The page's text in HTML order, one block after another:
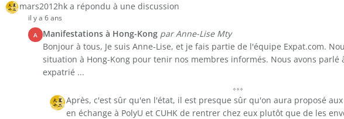
mars2012hk a répondu à une discussion
il y a 6 ans
A Manifestations à Hong-Kong par Anne-Lise Mty
Bonjour à tous, Je suis Anne-Lise, et je fais partie de l'équipe Expat.com.
situation à Hong-Kong pour tenir nos membres informés. Nous avons parlé
expatrié ...
Après, c'est sûr qu'en l'état, il est presque sûr qu'on aura proposé
en échange à PolyU et CUHK de rentrer chez eux plutôt que de les